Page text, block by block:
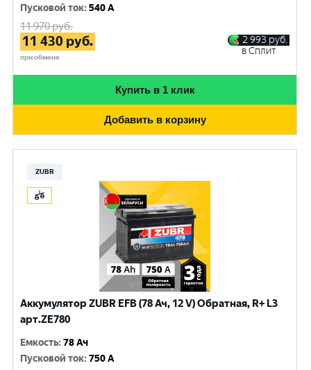
Пусковой ток:540 A
11 970руб.
11 430 руб.
при обмене
2 993 руб.
в Сплит
Купить в 1 клик
Добавить в корзину
ZUBR
Аккумулятор ZUBR EFB (78 Ач, 12 V) Обратная, R+ L3
арт.ZE780
Емкость:78 Ач
Пусковой ток:750 A